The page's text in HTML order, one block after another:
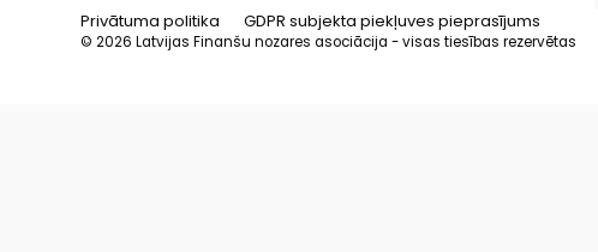
Privātuma politika GDPR subjekta piekļuves pieprasījums
© 2026 Latvijas Finanšu nozares asociācija - visas tiesības rezervētas